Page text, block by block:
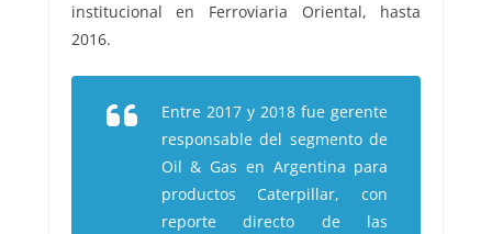
institucional en Ferroviaria Oriental, hasta
2016.
Entre 2017 y 2018 fue gerente
responsable del segmento de
Oil & Gas en Argentina para
productos Caterpillar, con
reporte directo de las